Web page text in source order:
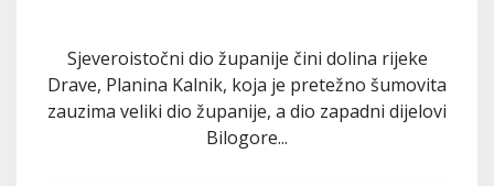
Sjeveroistočni dio županije čini dolina rijeke
Drave, Planina Kalnik, koja je pretežno šumovita
zauzima veliki dio županije, a dio zapadni dijelovi
Bilogore...